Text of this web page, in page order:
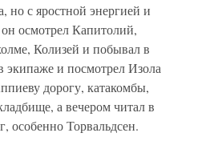
с яростной энергией и
осмотрел Капитолий,
Колизей и побывал в
экипаже и посмотрел Изола
дорогу, катакомбы,
а вечером читал в
особенно Торвальдсен.